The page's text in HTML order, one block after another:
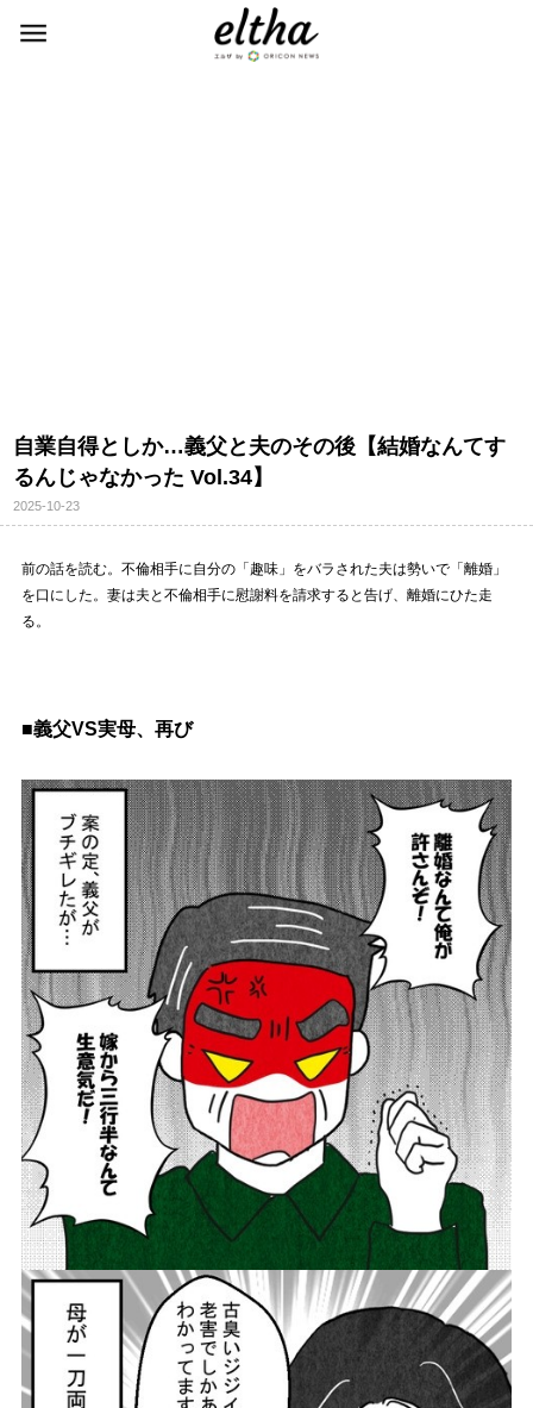
自業自得としか…義父と夫のその後【結婚なんてす
るんじゃなかった Vol.34】
2025-10-23
前の話を読む。不倫相手に自分の「趣味」をバラされた夫は勢いで「離婚」
を口にした。妻は夫と不倫相手に慰謝料を請求すると告げ、離婚にひた走
る。
■義父VS実母、再び